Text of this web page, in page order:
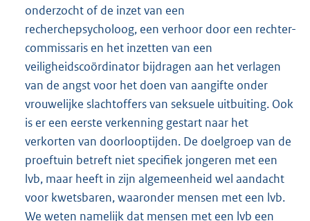
onderzocht of de inzet van een
recherchepsycholoog, een verhoor door een rechter-
commissaris en het inzetten van een
veiligheidscoördinator bijdragen aan het verlagen
van de angst voor het doen van aangifte onder
vrouwelijke slachtoffers van seksuele uitbuiting. Ook
is er een eerste verkenning gestart naar het
verkorten van doorlooptijden. De doelgroep van de
proeftuin betreft niet specifiek jongeren met een
lvb, maar heeft in zijn algemeenheid wel aandacht
voor kwetsbaren, waaronder mensen met een lvb.
We weten namelijk dat mensen met een lvb een